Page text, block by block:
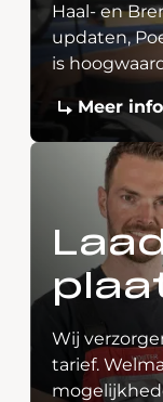
Haal- en
updaten,
is
Meer
Wij
tarief.